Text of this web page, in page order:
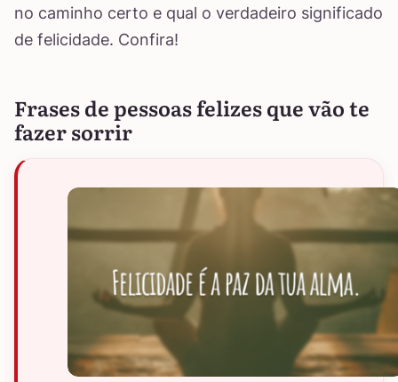
no caminho certo e qual o verdadeiro significado
de felicidade. Confira!
Frases de pessoas felizes que vão te
fazer sorrir